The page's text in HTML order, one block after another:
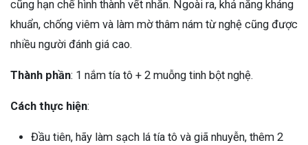
cũng hạn chế hình thành vết nhăn. Ngoài ra, khả năng kháng
khuẩn, chống viêm và làm mờ thâm nám từ nghệ cũng được
nhiều người đánh giá cao.
Thành phần: 1 nắm tía tô + 2 muỗng tinh bột nghệ.
Cách thực hiện:
Đầu tiên, hãy làm sạch lá tía tô và giã nhuyễn, thêm 2